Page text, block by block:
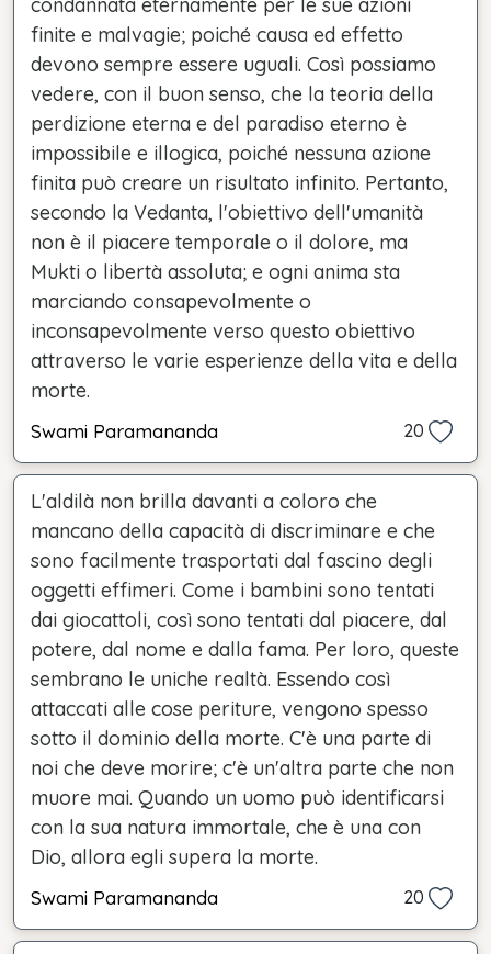
finite e malvagie; poiché causa ed effetto
devono sempre essere uguali. Così possiamo
vedere, con il buon senso, che la teoria della
perdizione eterna e del paradiso eterno è
impossibile e illogica, poiché nessuna azione
finita può creare un risultato infinito. Pertanto,
secondo la Vedanta, l'obiettivo dell'umanità
non è il piacere temporale o il dolore, ma
Mukti o libertà assoluta; e ogni anima sta
marciando consapevolmente o
inconsapevolmente verso questo obiettivo
attraverso le varie esperienze della vita e della
morte.
Swami Paramananda 20
L'aldilà non brilla davanti a coloro che
mancano della capacità di discriminare e che
sono facilmente trasportati dal fascino degli
oggetti effimeri. Come i bambini sono tentati
dai giocattoli, così sono tentati dal piacere, dal
potere, dal nome e dalla fama. Per loro, queste
sembrano le uniche realtà. Essendo così
attaccati alle cose periture, vengono spesso
sotto il dominio della morte. C'è una parte di
noi che deve morire; c'è un'altra parte che non
muore mai. Quando un uomo può identificarsi
con la sua natura immortale, che è una con
Dio, allora egli supera la morte.
Swami Paramananda 20